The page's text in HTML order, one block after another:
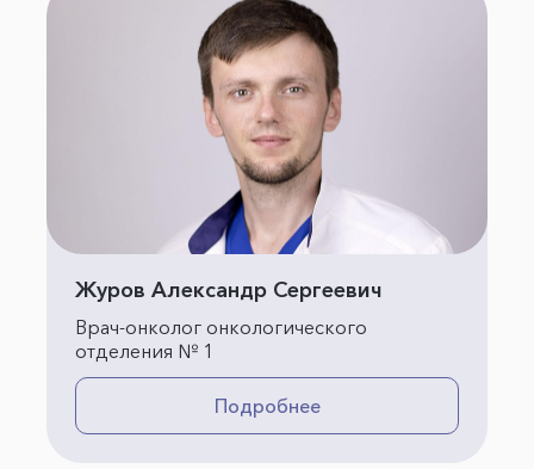
Журов Александр Сергеевич
Врач-онколог онкологического
отделения № 1
Подробнее